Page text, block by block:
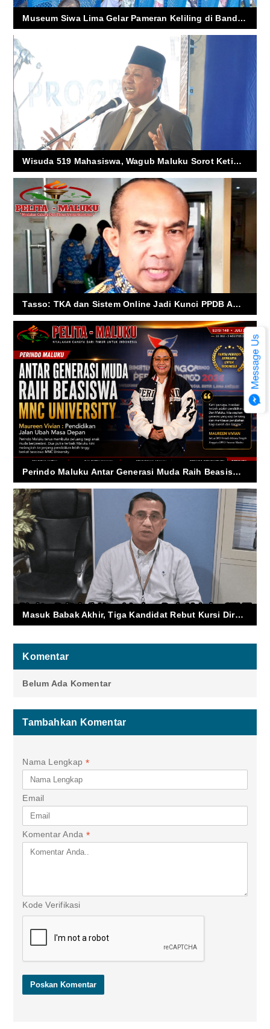
Museum Siwa Lima Gelar Pameran Keliling di Banda, Maluku Tengah
Wisuda 519 Mahasiswa, Wagub Maluku Sorot Ketimpangan Kerja di Daerah Sendiri
Tasso: TKA dan Sistem Online Jadi Kunci PPDB Ambon 2026
Perindo Maluku Antar Generasi Muda Raih Beasiswa MNC University, Maureen Vivian: Pendidikan Jalan Ubah Masa Depan
Masuk Babak Akhir, Tiga Kandidat Rebut Kursi Direktur Politeknik Ambon
Komentar
Belum Ada Komentar
Tambahkan Komentar
Nama Lengkap *
Email
Komentar Anda *
Kode Verifikasi